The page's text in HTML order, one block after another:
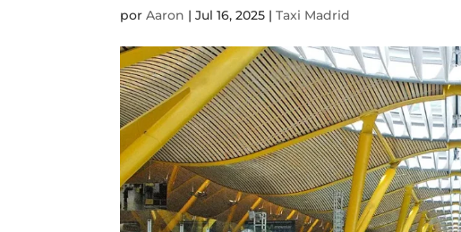
porAaron |Jul 16, 2025 |Taxi Madrid